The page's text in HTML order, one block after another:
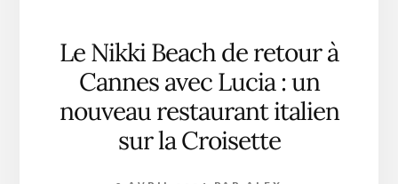
Le Nikki Beach de retour à
Cannes avec Lucia : un
nouveau restaurant italien
sur la Croisette